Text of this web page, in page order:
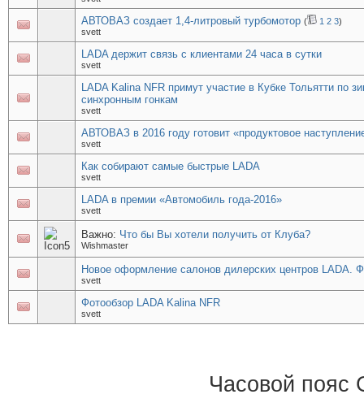
АВТОВАЗ создает 1,4-литровый турбомотор ( 1 2 3)
svett
LADA держит связь с клиентами 24 часа в сутки
svett
LADA Kalina NFR примут участие в Кубке Тольятти по
синхронным гонкам
svett
АВТОВАЗ в 2016 году готовит «продуктовое
svett
Как собирают самые быстрые LADA
svett
LADA в премии «Автомобиль года-2016»
svett
Важно: Что бы Вы хотели получить от Клуба?
Wishmaster
Новое оформление салонов дилерских центров LADA.
svett
Фотообзор LADA Kalina NFR
svett
Часовой пояс